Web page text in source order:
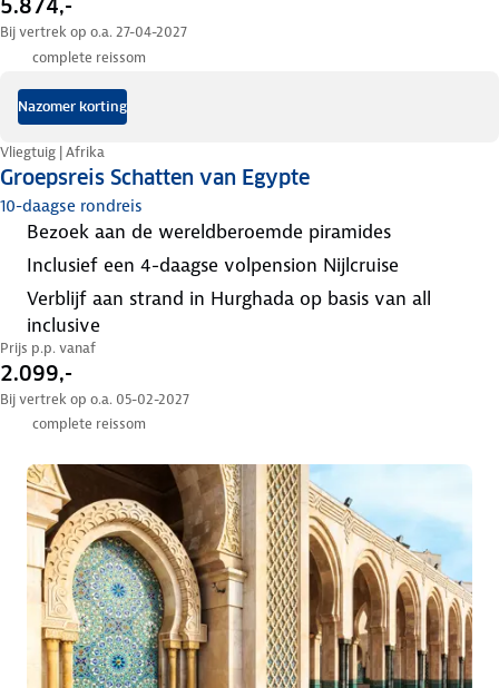
5.874,-
Bij vertrek op o.a. 27-04-2027
complete reissom
Nazomer korting
Groepsreis Schatten van Egypte
Vliegtuig | Afrika
10-daagse rondreis
bezoek aan de wereldberoemde piramides
inclusief een 4-daagse volpension Nijlcruise
verblijf aan strand in Hurghada op basis van all
inclusive
Prijs p.p. vanaf
2.099,-
Bij vertrek op o.a. 05-02-2027
complete reissom